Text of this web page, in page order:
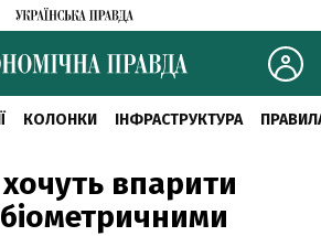
КОЛОНКИ ІНФРАСТРУКТУРА
впарити